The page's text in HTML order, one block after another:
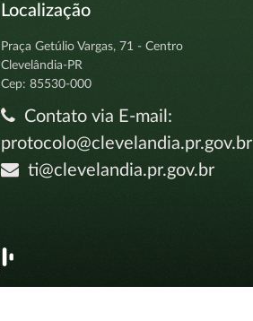
Localização
Praça Getúlio Vargas, 71 - Centro
Clevelândia-PR
Cep: 85530-000
Contato via E-mail:
protocolo@clevelandia.pr.gov.br
ti@clevelandia.pr.gov.br